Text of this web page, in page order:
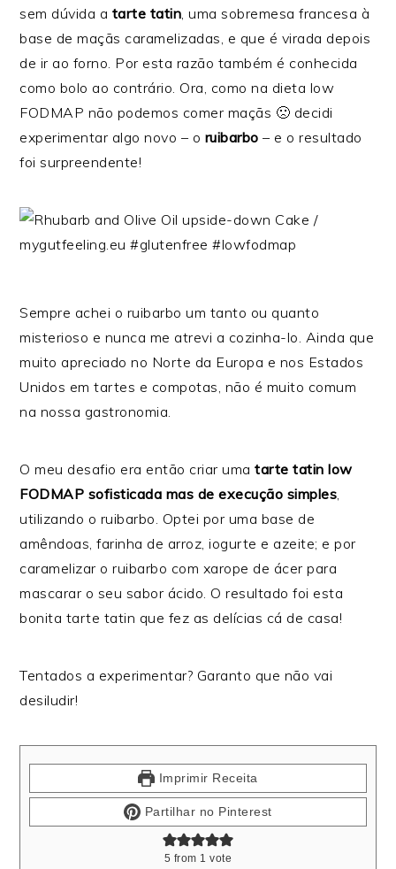
sem dúvida a tarte tatin, uma sobremesa francesa à
base de maçãs caramelizadas, e que é virada depois
de ir ao forno. Por esta razão também é conhecida
como bolo ao contrário. Ora, como na dieta low
FODMAP não podemos comer maçãs 🙁 decidi
experimentar algo novo – o ruibarbo – e o resultado
foi surpreendente!
Sempre achei o ruibarbo um tanto ou quanto
misterioso e nunca me atrevi a cozinha-lo. Ainda que
muito apreciado no Norte da Europa e nos Estados
Unidos em tartes e compotas, não é muito comum
na nossa gastronomia.
O meu desafio era então criar umatarte tatin low
FODMAP sofisticada mas de execução simples,
utilizando o ruibarbo. Optei por uma base de
amêndoas, farinha de arroz, iogurte e azeite; e por
caramelizar o ruibarbo com xarope de ácer para
mascarar o seu sabor ácido. O resultado foi esta
bonita tarte tatin que fez as delícias cá de casa!
Tentados a experimentar? Garanto que não vai
desiludir!
Imprimir Receita
Partilhar no Pinterest
5 from 1 vote